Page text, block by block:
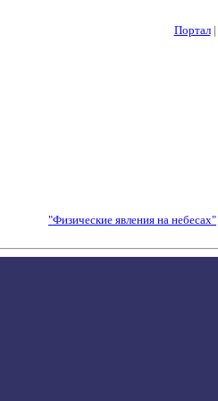
Портал|
"Физические явления на небесах"